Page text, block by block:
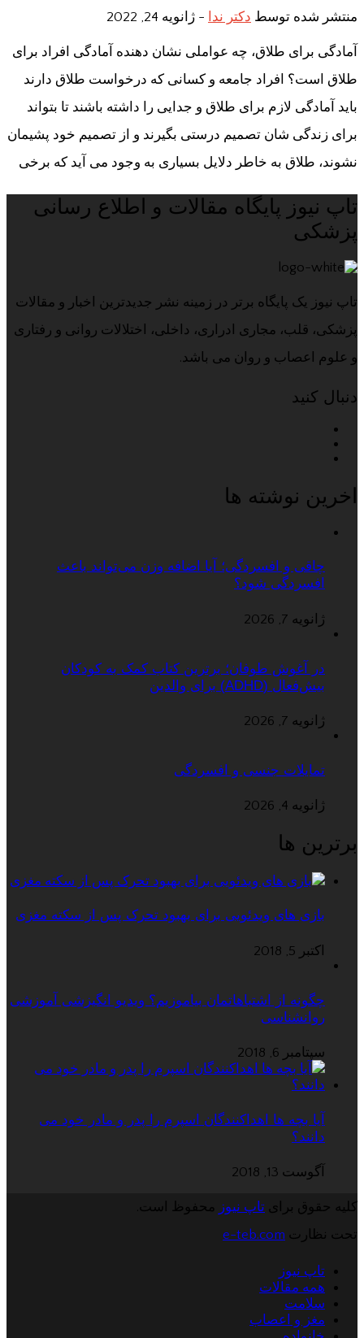
منتشر شده توسط دکتر ندا - ژانویه 24, 2022
آمادگی برای طلاق، چه عواملی نشان دهنده آمادگی افراد برای
طلاق است؟ افراد جامعه و کسانی که درخواست طلاق دارند
باید آمادگی لازم برای طلاق و جدایی را داشته باشند تا بتواند
برای زندگی شان تصمیم درستی بگیرند و از تصمیم خود پشیمان
نشوند، طلاق به خاطر دلایل بسیاری به وجود می آید که برخی
تاپ نیوز پایگاه مقالات و اطلاع رسانی
پزشکی
تاپ نیوز یک پایگاه برتر در زمینه نشر جدیدترین اخبار و مقالات
پزشکی، قلب، مجاری ادراری، داخلی، اختلالات روانی و رفتاری
و علوم اعصاب و روان می باشد.
دنبال کنید
اخرین نوشته ها
چاقی و افسردگی؛ آیا اضافه وزن می‌تواند باعث
افسردگی شود؟
ژانویه 7, 2026
در آغوش طوفان؛ برترین کتاب کمک به کودکان
بیش‌فعال (ADHD) برای والدین
ژانویه 7, 2026
تمایلات جنسی و افسردگی
ژانویه 4, 2026
برترین ها
بازی های ویدئویی برای بهبود تحرک پس از سکته مغزی
اکتبر 5, 2018
چگونه از اشتباهاتمان بیاموزیم؟ ویدیو انگیزشی آموزشی
روانشناسی
سپتامبر 6, 2018
آیا بچه ها اهداکنندگان اسپرم را پدر و مادر خود می
دانند؟
آگوست 13, 2018
کلیه حقوق برای تاپ نیوز
محفوظ است.
تحت نظارت e-teb.com
تاپ نیوز
همه مقالات
سلامت
مغز و اعصاب